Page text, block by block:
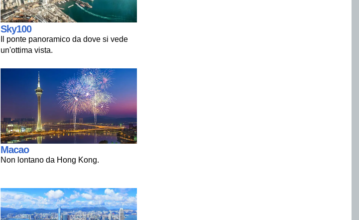
Sky100
Il ponte panoramico da dove si vede
un'ottima vista.
Macao
Non lontano da Hong Kong.